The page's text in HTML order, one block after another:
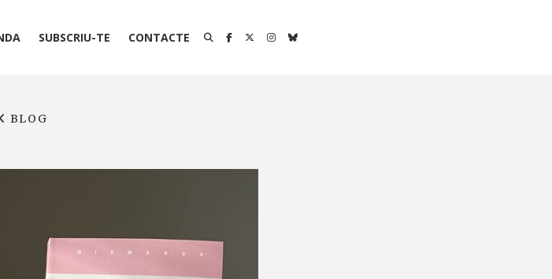
SUBSCRIU-TE CONTACTE
BLOG